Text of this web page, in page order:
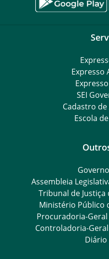
Expresso
SEI
Cadastro
Escola
Assembleia
Tribunal de Justiça
Ministério Público
Procuradoria-
Controladoria-
Diário